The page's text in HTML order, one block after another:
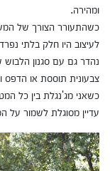
ומהירה.
כשהתעורר הצורך של
נהדר גם עם סגנון
צבעונית תוססת או הדפס
כשאני מג'נגלת בין כל
עדיין מסוגלת לשמור על